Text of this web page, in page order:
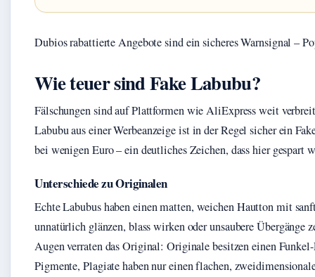
Dubios rabattierte Angebote sind ein sicheres Warnsignal –
Wie teuer sind Fake Labubu?
Fälschungen sind auf Plattformen wie AliExpress weit
Labubu aus einer Werbeanzeige ist in der Regel sicher ein
bei wenigen Euro – ein deutliches Zeichen, dass hier gespart
Unterschiede zu Originalen
Echte Labubus haben einen matten, weichen Hautton mit
unnatürlich glänzen, blass wirken oder unsaubere Übergänge
Augen verraten das Original: Originale besitzen einen
Pigmente, Plagiate haben nur einen flachen,